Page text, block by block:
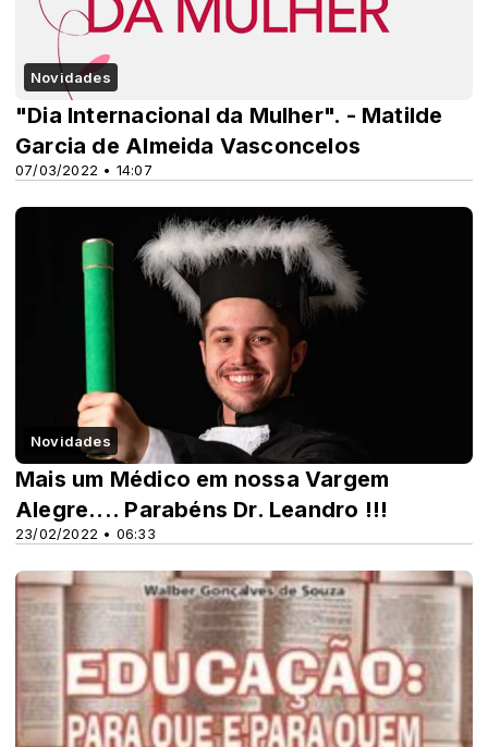
Novidades
07/03/2022 • 14:07
"Dia Internacional da Mulher". - Matilde
Garcia de Almeida Vasconcelos
Novidades
23/02/2022 • 06:33
Mais um Médico em nossa Vargem
Alegre.... Parabéns Dr. Leandro !!!